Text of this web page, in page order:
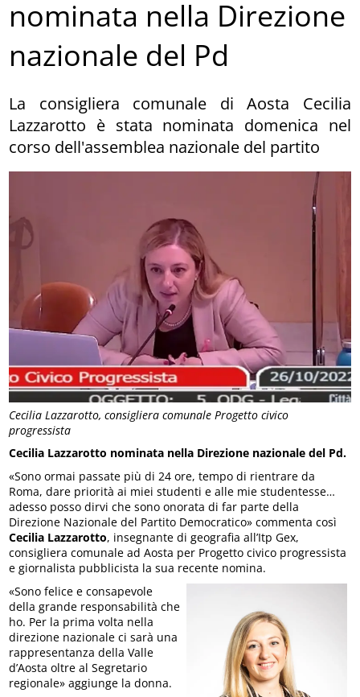
Cecilia Lazzarotto, consigliera comunale Progetto civico
progressista
nominata nella Direzione
nazionale del Pd
La consigliera comunale di Aosta Cecilia
Lazzarotto è stata nominata domenica nel
corso dell'assemblea nazionale del partito
Cecilia Lazzarotto nominata nella Direzione nazionale del Pd.
«Sono ormai passate più di 24 ore, tempo di rientrare da
Roma, dare priorità ai miei studenti e alle mie studentesse…
adesso posso dirvi che sono onorata di far parte della
Direzione Nazionale del Partito Democratico» commenta così
Cecilia Lazzarotto, insegnante di geografia all’Itp Gex,
consigliera comunale ad Aosta per Progetto civico progressista
e giornalista pubblicista la sua recente nomina.
«Sono felice e consapevole
della grande responsabilità che
ho. Per la prima volta nella
direzione nazionale ci sarà una
rappresentanza della Valle
d’Aosta oltre al Segretario
regionale» aggiunge la donna.